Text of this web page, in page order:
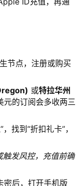
节点，注册或购买
或特拉华州
的订阅会多收两三
找到“折扣礼卡”，
发风控，充值前确
后，打开手机版